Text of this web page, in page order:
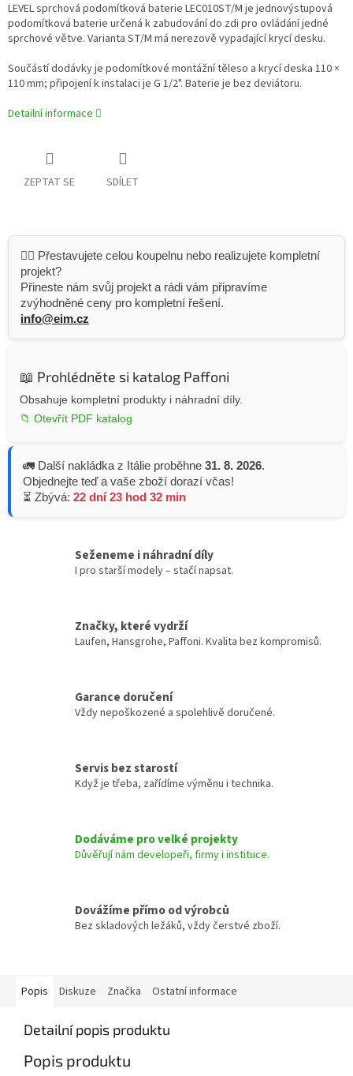
LEVEL sprchová podomítková baterie LEC010ST/M je jednovýstupová
podomítková baterie určená k zabudování do zdi pro ovládání jedné
sprchové větve. Varianta ST/M má nerezově vypadající krycí desku.
Součástí dodávky je podomítkové montážní těleso a krycí deska 110 ×
110 mm; připojení k instalaci je G 1/2". Baterie je bez deviátoru.
Detailní informace
ZEPTAT SE SDÍLET
👷‍♂️ Přestavujete celou koupelnu nebo realizujete kompletní
projekt?
Přineste nám svůj projekt a rádi vám připravíme
zvýhodněné ceny pro kompletní řešení.
info@eim.cz
📖 Prohlédněte si katalog Paffoni
Obsahuje kompletní produkty i náhradní díly.
📁 Otevřít PDF katalog
🚛 Další nakládka z Itálie proběhne 31. 8. 2026.
Objednejte teď a vaše zboží dorazí včas!
⏳ Zbývá: 22 dní 23 hod 32 min
Seženeme i náhradní díly
I pro starší modely – stačí napsat.
Značky, které vydrží
Laufen, Hansgrohe, Paffoni. Kvalita bez kompromisů.
Garance doručení
Vždy nepoškozené a spolehlivě doručené.
Servis bez starostí
Když je třeba, zařídíme výměnu i technika.
Dodáváme pro velké projekty
Důvěřují nám developeři, firmy i instituce.
Dovážíme přímo od výrobců
Bez skladových ležáků, vždy čerstvé zboží.
Popis Diskuze Značka Ostatní informace
Detailní popis produktu
Popis produktu